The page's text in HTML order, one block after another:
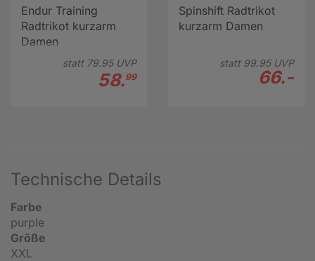
Endur Training
Radtrikot kurzarm
Damen
statt 79.95UVP
58.99
Spinshift Radtrikot
kurzarm Damen
statt 99.95UVP
66.-
Technische Details
Farbe
purple
Größe
XXL